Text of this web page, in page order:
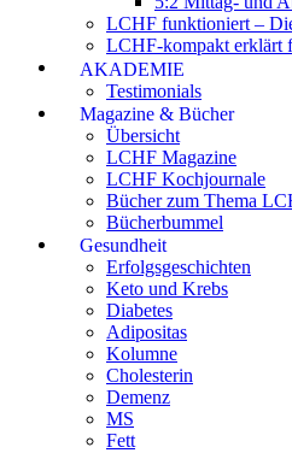
LCHF funktioniert –
LCHF-kompakt erklärt
AKADEMIE
Testimonials
Magazine & Bücher
Übersicht
LCHF Magazine
LCHF Kochjournale
Bücher zum Thema
Bücherbummel
Gesundheit
Erfolgsgeschichten
Keto und Krebs
Diabetes
Adipositas
Kolumne
Cholesterin
Demenz
MS
Fett